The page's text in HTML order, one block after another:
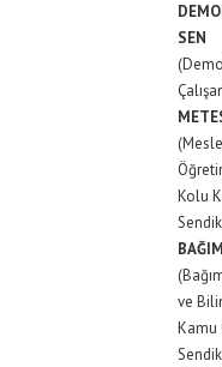
SEN
Kolu
ve
Kamu